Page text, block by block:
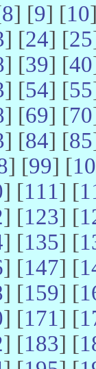
8] [9] [10
] [24] [25
] [39] [40
] [54] [55
] [69] [70
] [84] [85
] [99] [
] [111] [
] [123] [
] [135] [
] [147] [
] [159] [
] [171] [
] [183] [